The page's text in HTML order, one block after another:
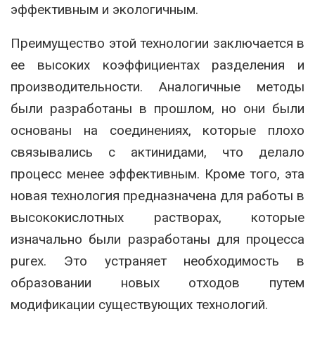
эффективным и экологичным.
Преимущество этой технологии заключается в
ее высоких коэффициентах разделения и
производительности. Аналогичные методы
были разработаны в прошлом, но они были
основаны на соединениях, которые плохо
связывались с актинидами, что делало
процесс менее эффективным. Кроме того, эта
новая технология предназначена для работы в
высококислотных растворах, которые
изначально были разработаны для процесса
purex. Это устраняет необходимость в
образовании новых отходов путем
модификации существующих технологий.